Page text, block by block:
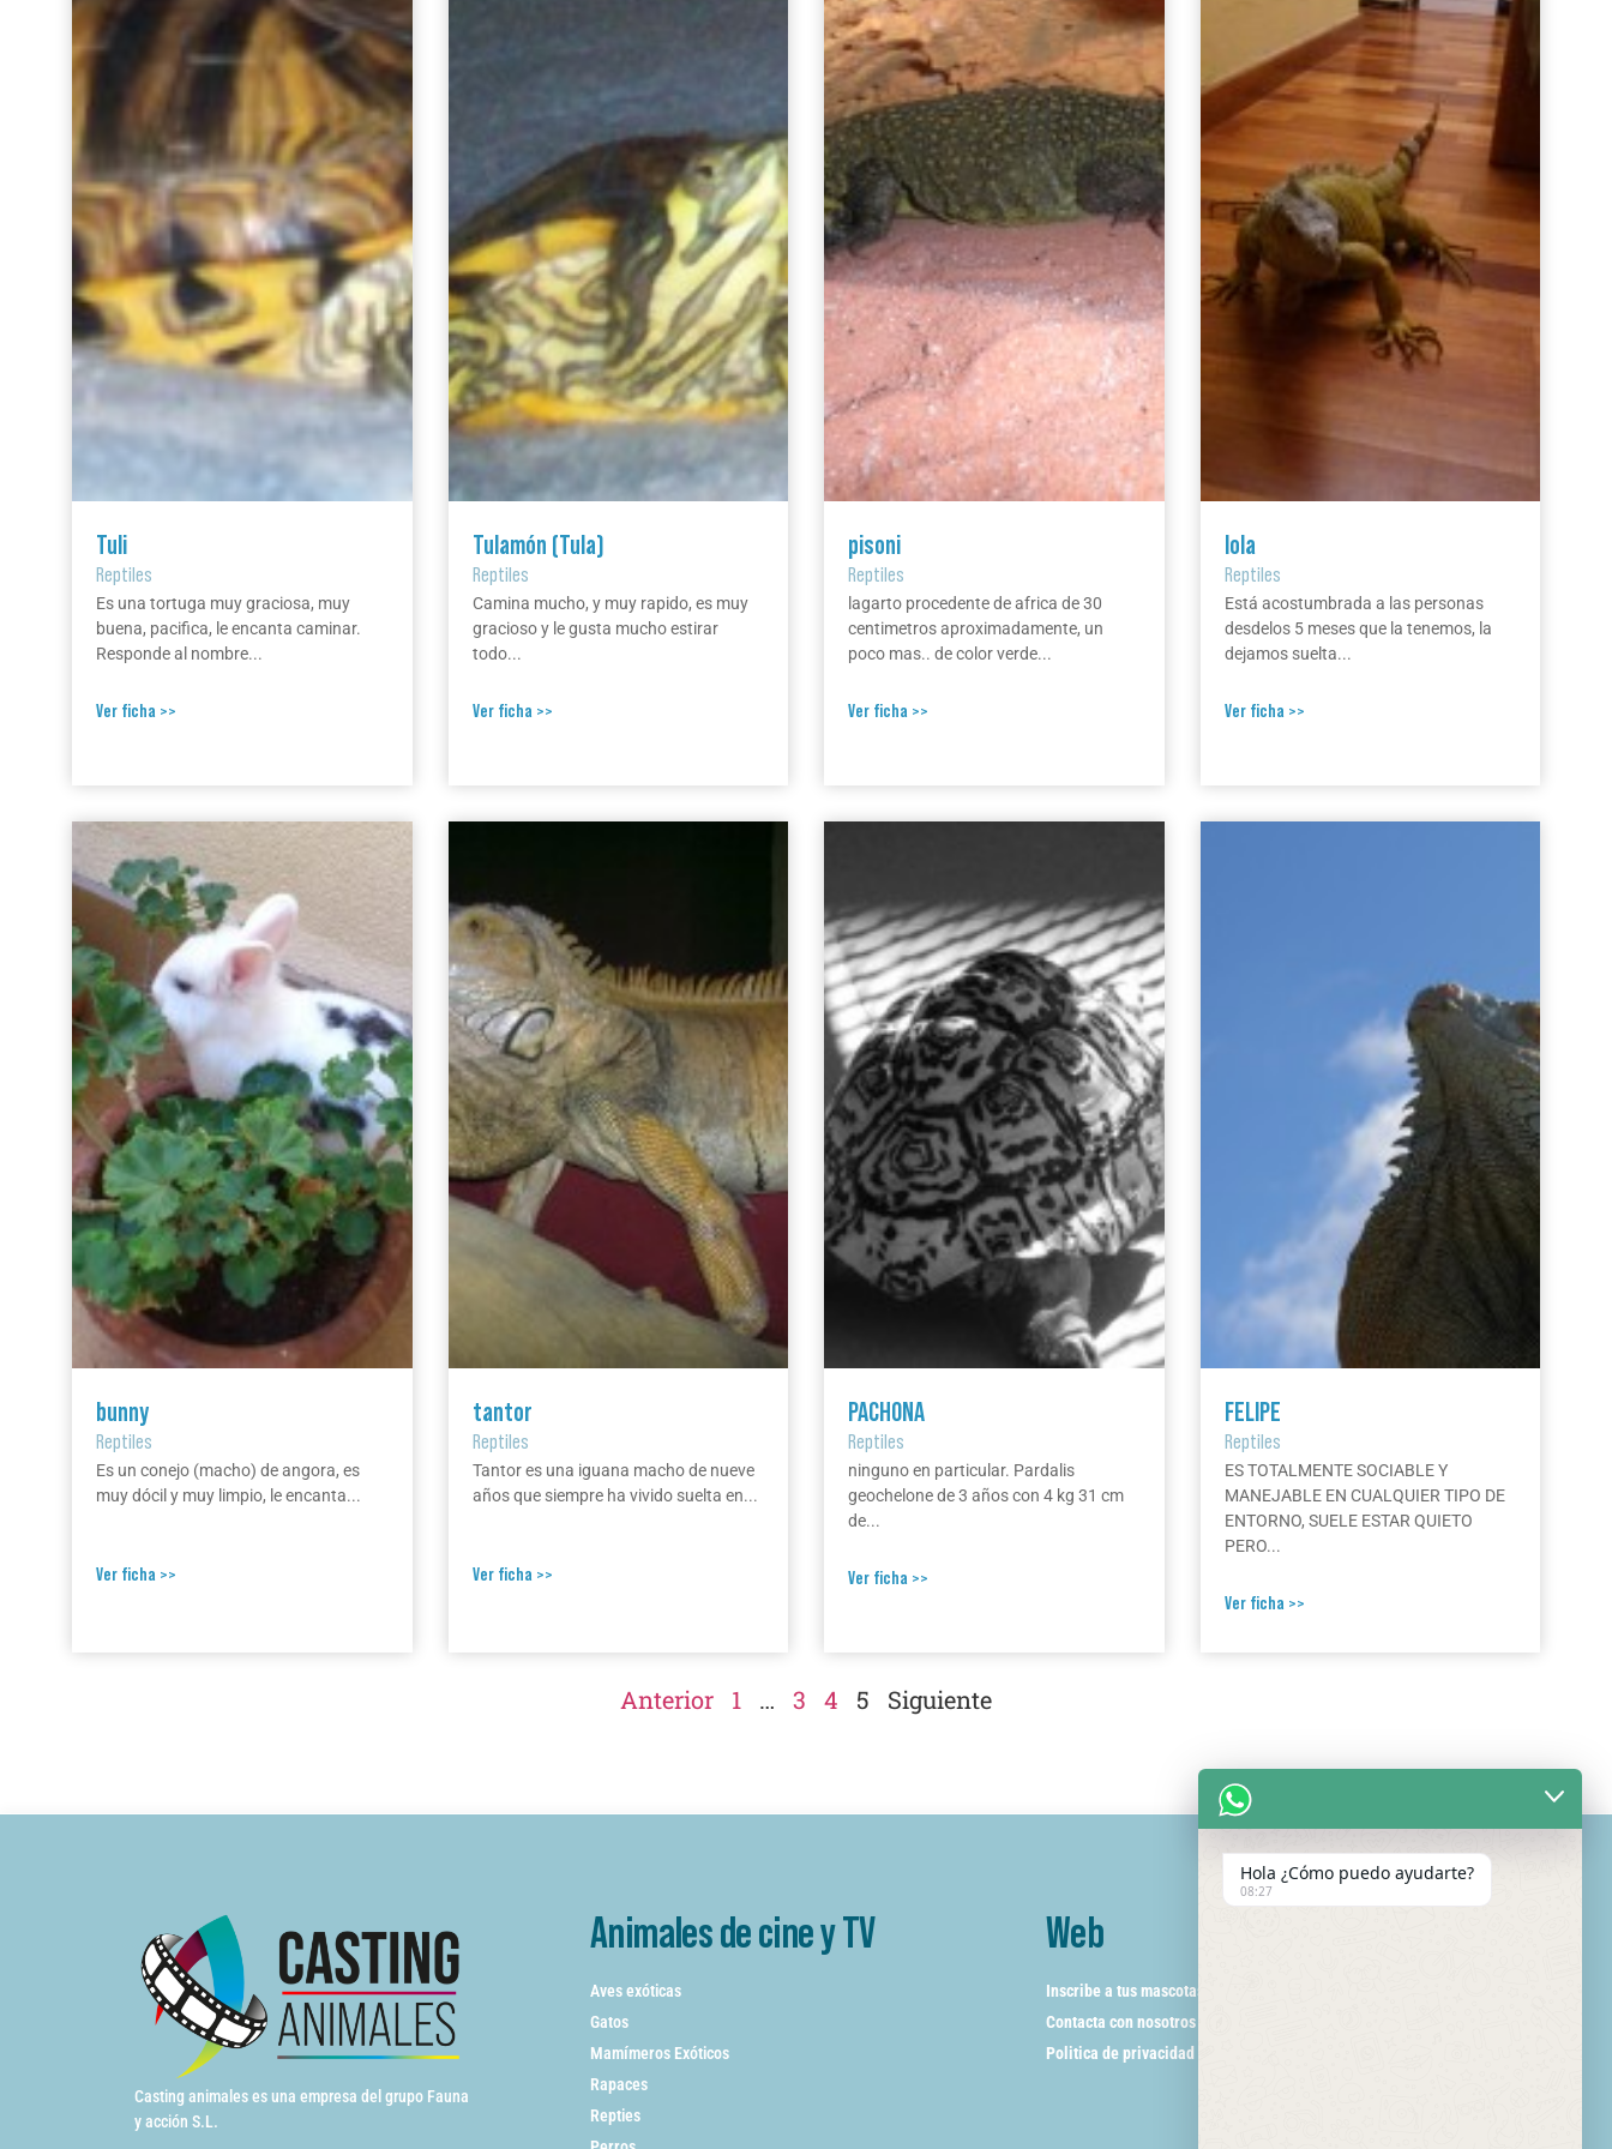
Tuli
Reptiles
Es una tortuga muy graciosa, muy
buena, pacifica, le encanta caminar.
Responde al nombre...
Ver ficha >>
Tulamón (Tula)
Reptiles
Camina mucho, y muy rapido, es muy
gracioso y le gusta mucho estirar
todo...
Ver ficha >>
pisoni
Reptiles
lagarto procedente de africa de 30
centimetros aproximadamente, un
poco mas.. de color verde...
Ver ficha >>
lola
Reptiles
Está acostumbrada a las personas
desdelos 5 meses que la tenemos, la
dejamos suelta...
Ver ficha >>
bunny
Reptiles
Es un conejo (macho) de angora, es
muy dócil y muy limpio, le encanta...
Ver ficha >>
tantor
Reptiles
Tantor es una iguana macho de nueve
años que siempre ha vivido suelta en...
Ver ficha >>
PACHONA
Reptiles
ninguno en particular. Pardalis
geochelone de 3 años con 4 kg 31 cm
de...
Ver ficha >>
FELIPE
Reptiles
ES TOTALMENTE SOCIABLE Y
MANEJABLE EN CUALQUIER TIPO DE
ENTORNO, SUELE ESTAR QUIETO
PERO...
Ver ficha >>
Anterior 1 … 3 4 5 Siguiente
Casting animales es una empresa del grupo Fauna
y acción S.L.
Animales de cine y TV
Aves exóticas
Gatos
Mamímeros Exóticos
Rapaces
Repties
Web
Inscribe a tus mascotas
Contacta con nosotros
Politica de privacidad
Hola ¿Cómo puedo ayudarte?
08:27